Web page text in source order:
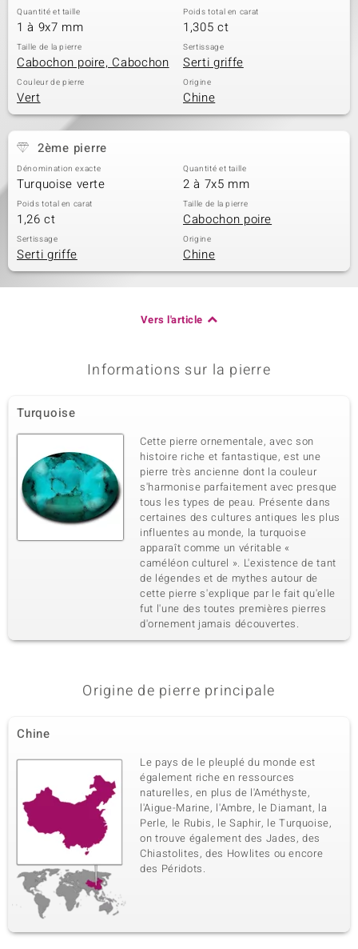
Quantité et taille
1 à 9x7 mm
Poids total en carat
1,305 ct
Taille de la pierre
Cabochon poire, Cabochon
Sertissage
Serti griffe
Couleur de pierre
Vert
Origine
Chine
2ème pierre
Dénomination exacte
Turquoise verte
Quantité et taille
2 à 7x5 mm
Poids total en carat
1,26 ct
Taille de la pierre
Cabochon poire
Sertissage
Serti griffe
Origine
Chine
Vers l'article
Informations sur la pierre
Turquoise
Cette pierre ornementale, avec son
histoire riche et fantastique, est une
pierre très ancienne dont la couleur
s'harmonise parfaitement avec presque
tous les types de peau. Présente dans
certaines des cultures antiques les plus
influentes au monde, la turquoise
apparaît comme un véritable «
caméléon culturel ». L'existence de tant
de légendes et de mythes autour de
cette pierre s'explique par le fait qu'elle
fut l'une des toutes premières pierres
d'ornement jamais découvertes.
Origine de pierre principale
Chine
Le pays de le pleuplé du monde est
également riche en ressources
naturelles, en plus de l'Améthyste,
l'Aigue-Marine, l'Ambre, le Diamant, la
Perle, le Rubis, le Saphir, le Turquoise,
on trouve également des Jades, des
Chiastolites, des Howlites ou encore
des Péridots.